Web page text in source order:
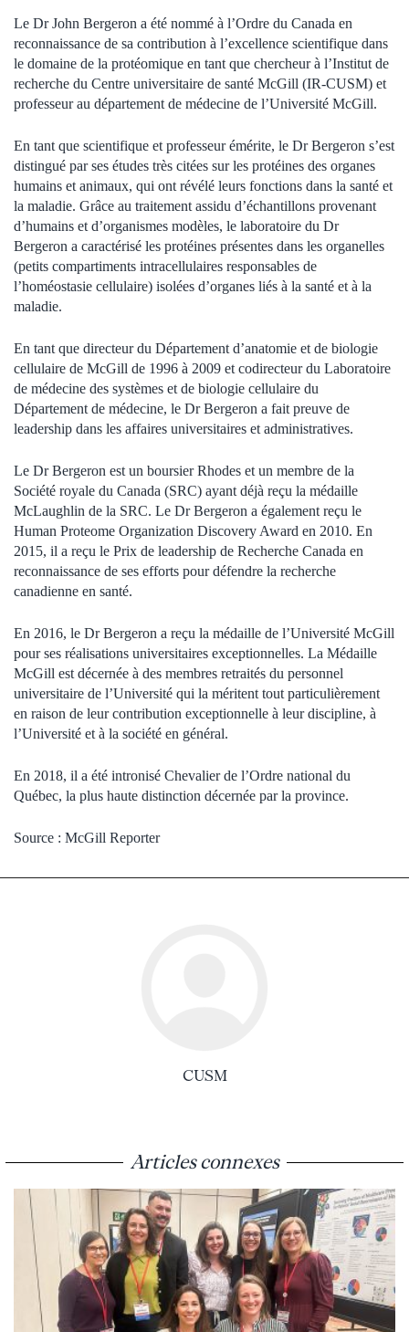
Le Dr John Bergeron a été nommé à l’Ordre du Canada en
reconnaissance de sa contribution à l’excellence scientifique dans
le domaine de la protéomique en tant que chercheur à l’Institut de
recherche du Centre universitaire de santé McGill (IR-CUSM) et
professeur au département de médecine de l’Université McGill.
En tant que scientifique et professeur émérite, le Dr Bergeron s’est
distingué par ses études très citées sur les protéines des organes
humains et animaux, qui ont révélé leurs fonctions dans la santé et
la maladie. Grâce au traitement assidu d’échantillons provenant
d’humains et d’organismes modèles, le laboratoire du Dr
Bergeron a caractérisé les protéines présentes dans les organelles
(petits compartiments intracellulaires responsables de
l’homéostasie cellulaire) isolées d’organes liés à la santé et à la
maladie.
En tant que directeur du Département d’anatomie et de biologie
cellulaire de McGill de 1996 à 2009 et codirecteur du Laboratoire
de médecine des systèmes et de biologie cellulaire du
Département de médecine, le Dr Bergeron a fait preuve de
leadership dans les affaires universitaires et administratives.
Le Dr Bergeron est un boursier Rhodes et un membre de la
Société royale du Canada (SRC) ayant déjà reçu la médaille
McLaughlin de la SRC. Le Dr Bergeron a également reçu le
Human Proteome Organization Discovery Award en 2010. En
2015, il a reçu le Prix de leadership de Recherche Canada en
reconnaissance de ses efforts pour défendre la recherche
canadienne en santé.
En 2016, le Dr Bergeron a reçu la médaille de l’Université McGill
pour ses réalisations universitaires exceptionnelles. La Médaille
McGill est décernée à des membres retraités du personnel
universitaire de l’Université qui la méritent tout particulièrement
en raison de leur contribution exceptionnelle à leur discipline, à
l’Université et à la société en général.
En 2018, il a été intronisé Chevalier de l’Ordre national du
Québec, la plus haute distinction décernée par la province.
Source : McGill Reporter
CUSM
Articles connexes